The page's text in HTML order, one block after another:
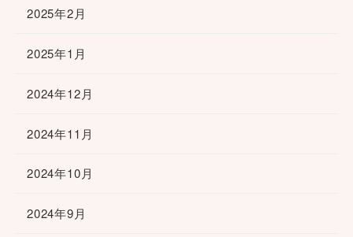
2025年2月
2025年1月
2024年12月
2024年11月
2024年10月
2024年9月